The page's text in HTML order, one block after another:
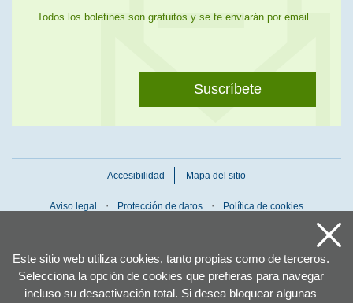
Este sitio web utiliza cookies, tanto propias como de terceros.
Selecciona la opción de cookies que prefieras para navegar
incluso su desactivación total. Si desea bloquear algunas
Todos los boletines son gratuitos y se te enviarán por email.
Suscríbete
Accesibilidad Mapa del sitio
Aviso legal Protección de datos Política de cookies